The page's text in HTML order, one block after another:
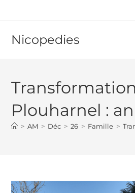
Nicopedies
Plouharnel :
> AM > Déc > 26 > Famille >